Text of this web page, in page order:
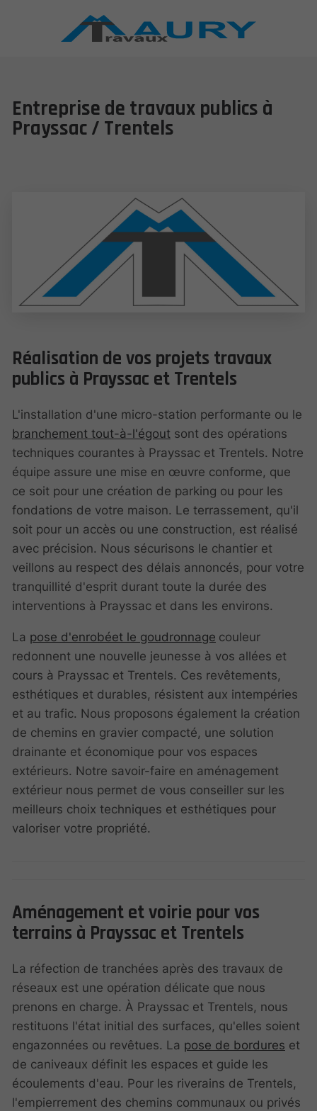
Entreprise de travaux publics à
Prayssac / Trentels
Réalisation de vos projets travaux
publics à Prayssac et Trentels
L'installation d'une micro-station performante ou le
branchement tout-à-l'égout sont des opérations
techniques courantes à Prayssac et Trentels. Notre
équipe assure une mise en œuvre conforme, que
ce soit pour une création de parking ou pour les
fondations de votre maison. Le terrassement, qu'il
soit pour un accès ou une construction, est réalisé
avec précision. Nous sécurisons le chantier et
veillons au respect des délais annoncés, pour votre
tranquillité d'esprit durant toute la durée des
interventions à Prayssac et dans les environs.
La pose d'enrobéet le goudronnage couleur
redonnent une nouvelle jeunesse à vos allées et
cours à Prayssac et Trentels. Ces revêtements,
esthétiques et durables, résistent aux intempéries
et au trafic. Nous proposons également la création
de chemins en gravier compacté, une solution
drainante et économique pour vos espaces
extérieurs. Notre savoir-faire en aménagement
extérieur nous permet de vous conseiller sur les
meilleurs choix techniques et esthétiques pour
valoriser votre propriété.
Aménagement et voirie pour vos
terrains à Prayssac et Trentels
La réfection de tranchées après des travaux de
réseaux est une opération délicate que nous
prenons en charge. À Prayssac et Trentels, nous
restituons l'état initial des surfaces, qu'elles soient
engazonnées ou revêtues. La pose de bordures et
de caniveaux définit les espaces et guide les
écoulements d'eau. Pour les riverains de Trentels,
l'empierrement des chemins communaux ou privés